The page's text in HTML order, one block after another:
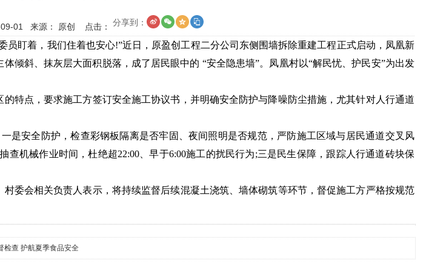
01 来源： 原创 点击： 分享到：
员盯着，我们住着也安心!”近日，原盈创工程二分公司东侧围墙拆除重建工程正式启动，凤凰新
倾斜、抹灰层大面积脱落，成了居民眼中的 “安全隐患墙”。凤凰村以“解民忧、护民安”为出发
特点，要求施工方签订安全施工协议书，并明确安全防护与降噪防尘措施，尤其针对人行通道
是安全防护，检查彩钢板隔离是否牢固、夜间照明是否规范，严防施工区域与居民通道交叉风
机械作业时间，杜绝超22:00、早于6:00施工的扰民行为;三是民生保障，跟踪人行通道砖块保
委会相关负责人表示，将持续监督后续混凝土浇筑、墙体砌筑等环节，督促施工方严格按规范
检查 护航夏季食品安全